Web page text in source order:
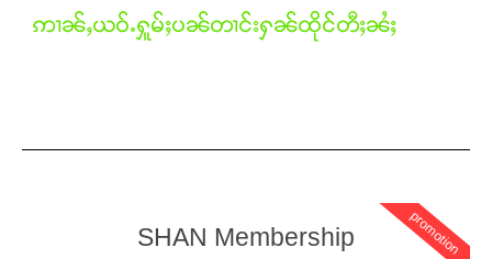
ဢၢၼ်ႇယဝ်ႉႁူမ်ႈပၼ်တၢင်းႁၼ်ထိုင်တီႈၼႆႈ
promotion
SHAN Membership